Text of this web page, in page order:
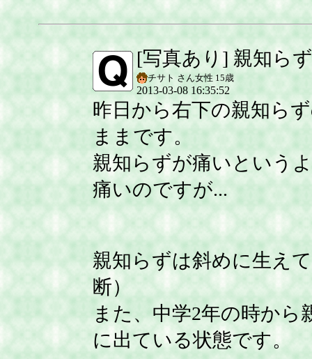
[写真あり] 親知ら
チサト さん女性 15歳
2013-03-08 16:35:52
昨日から右下の親知ら
ままです。
親知らずが痛いという
痛いのですが...
親知らずは斜めに生え
断）
また、中学2年の時か
に出ている状態です。